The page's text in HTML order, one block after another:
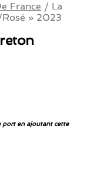
France / La
» 2023
port en ajoutant cette